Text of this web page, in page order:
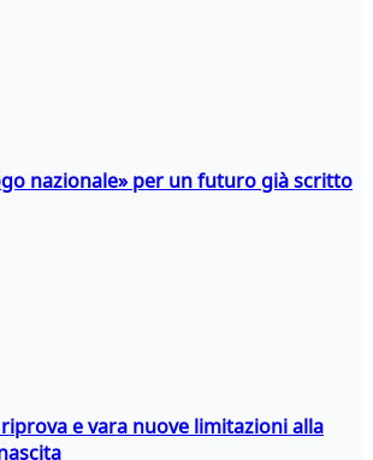
nazionale» per un futuro già scritto
e vara nuove limitazioni alla